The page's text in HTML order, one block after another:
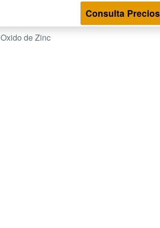
Consulta Precios
Oxido de Zinc